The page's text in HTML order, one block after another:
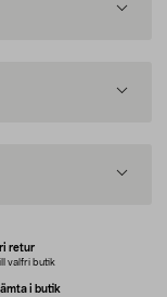
retur
valfri butik
i butik